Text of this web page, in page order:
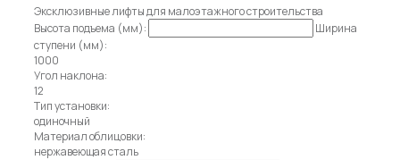
Эксклюзивные лифты для малоэтажного строительства
Высота подъема (мм):
Ширина
ступени (мм):
1000
Угол наклона:
12
Тип установки:
одиночный
Материал облицовки:
нержавеющая сталь